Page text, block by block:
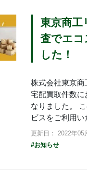
東京商工
査でエコ
した！
株式会社東京商
宅配買取件数に
なりました。
ビスをご利用
更新日： 2022年05
#お知らせ